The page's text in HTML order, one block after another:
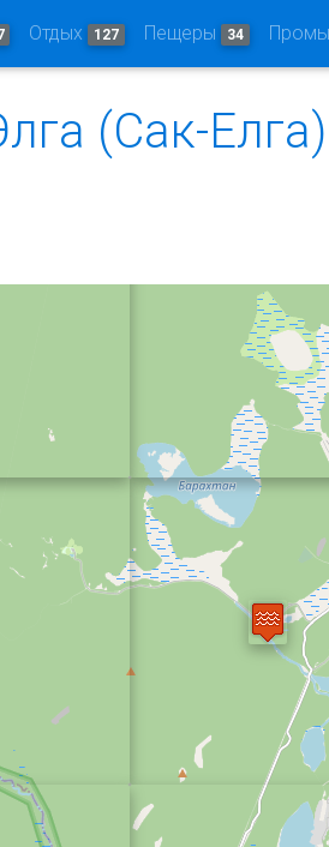
Отдых 127 Пещеры 34
(Сак-Елга)